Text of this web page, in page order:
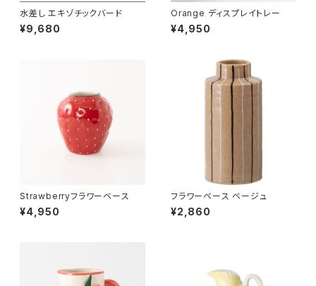
水差し エキゾチックバード
¥9,680
Orange ディスプレイトレー
¥4,950
Strawberryフラワーベース
¥4,950
フラワーベース ベージュ
¥2,860